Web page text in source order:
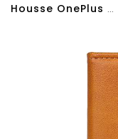
Housse OnePlus Nord 4 Effet Marbre À Lanière